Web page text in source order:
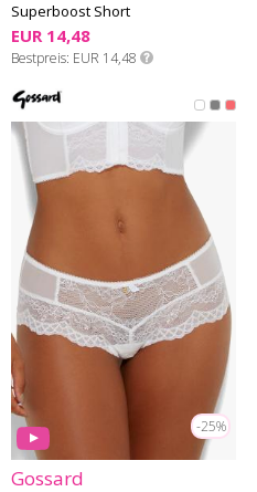
Superboost Short
EUR 14,48
Bestpreis EUR 14,48
-25%
Gossard